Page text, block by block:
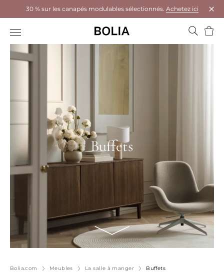
30 % sur les canapés modulables sélectionnés. Achetez ici
Buffets
Bolia.com Meubles La salle à manger Buffets